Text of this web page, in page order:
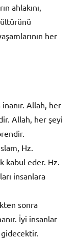
ahlakını,
her
Allah, her
Allah, her şeyi
Hz.
kabul eder. Hz.
insanlara
sonra
İyi insanlar